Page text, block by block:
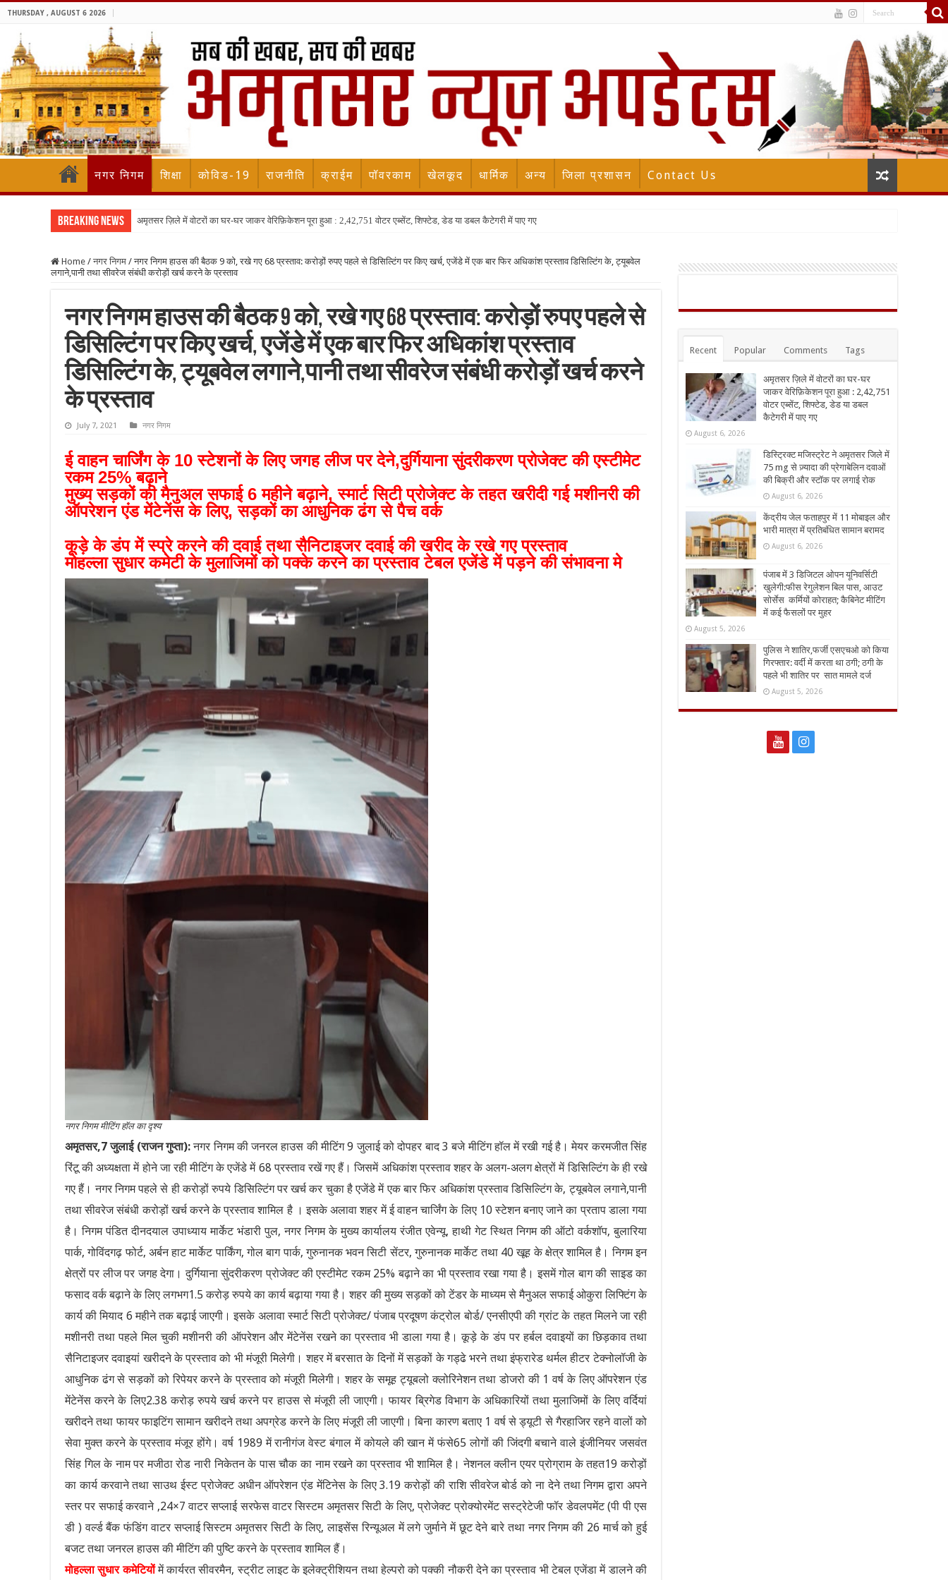
THURSDAY , AUGUST 6 2026
नगर निगम शिक्षा कोविड-19 राजनीति क्राईम पॉवरकाम खेलकूद धार्मिक अन्य जिला प्रशासन Contact Us
Breaking News अमृतसर ज़िले में वोटरों का घर-घर जाकर वेरिफ़िकेशन पूरा हुआ : 2,42,751 वोटर एब्सेंट, शिफ्टेड, डेड या डबल कैटेगरी में पाए गए
Home / नगर निगम / नगर निगम हाउस की बैठक 9 को, रखे गए 68 प्रस्ताव: करोड़ों रुपए पहले से डिसिल्टिंग पर किए खर्च, एजेंडे में एक बार फिर अधिकांश प्रस्ताव डिसिल्टिंग के, ट्यूबवेल
लगाने,पानी तथा सीवरेज संबंधी करोड़ों खर्च करने के प्रस्ताव
नगर निगम हाउस की बैठक 9 को, रखे गए 68 प्रस्ताव: करोड़ों रुपए पहले से
डिसिल्टिंग पर किए खर्च, एजेंडे में एक बार फिर अधिकांश प्रस्ताव
डिसिल्टिंग के, ट्यूबवेल लगाने,पानी तथा सीवरेज संबंधी करोड़ों खर्च करने
के प्रस्ताव
July 7, 2021 नगर निगम
ई वाहन चार्जिंग के 10 स्टेशनों के लिए जगह लीज पर देने,दुर्गियाना सुंदरीकरण प्रोजेक्ट की एस्टीमेट
रकम 25% बढ़ाने
मुख्य सड़कों की मैनुअल सफाई 6 महीने बढ़ाने, स्मार्ट सिटी प्रोजेक्ट के तहत खरीदी गई मशीनरी की
ऑपरेशन एंड मेंटेनेंस के लिए, सड़कों का आधुनिक ढंग से पैच वर्क
कूड़े के डंप में स्प्रे करने की दवाई तथा सैनिटाइजर दवाई की खरीद के रखे गए प्रस्ताव
मोहल्ला सुधार कमेटी के मुलाजिमों को पक्के करने का प्रस्ताव टेबल एजेंडे में पड़ने की संभावना मे
नगर निगम मीटिंग हॉल का दृश्य
अमृतसर,7 जुलाई (राजन गुप्ता):नगर निगम की जनरल हाउस की मीटिंग 9 जुलाई को दोपहर बाद 3 बजे मीटिंग हॉल में रखी गई है। मेयर करमजीत सिंह
रिंटू की अध्यक्षता में होने जा रही मीटिंग के एजेंडे में 68 प्रस्ताव रखें गए हैं। जिसमें अधिकांश प्रस्ताव शहर के अलग-अलग क्षेत्रों में डिसिल्टिंग के ही रखे
गए हैं। नगर निगम पहले से ही करोड़ों रुपये डिसिल्टिंग पर खर्च कर चुका है एजेंडे में एक बार फिर अधिकांश प्रस्ताव डिसिल्टिंग के, ट्यूबवेल लगाने,पानी
तथा सीवरेज संबंधी करोड़ों खर्च करने के प्रस्ताव शामिल है । इसके अलावा शहर में ई वाहन चार्जिंग के लिए 10 स्टेशन बनाए जाने का प्रताप डाला गया
है। निगम पंडित दीनदयाल उपाध्याय मार्केट भंडारी पुल, नगर निगम के मुख्य कार्यालय रंजीत एवेन्यू, हाथी गेट स्थित निगम की ऑटो वर्कशॉप, बुलारिया
पार्क, गोविंदगढ़ फोर्ट, अर्बन हाट मार्केट पार्किंग, गोल बाग पार्क, गुरुनानक भवन सिटी सेंटर, गुरुनानक मार्केट तथा 40 खूह के क्षेत्र शामिल है। निगम इन
क्षेत्रों पर लीज पर जगह देगा। दुर्गियाना सुंदरीकरण प्रोजेक्ट की एस्टीमेट रकम 25% बढ़ाने का भी प्रस्ताव रखा गया है। इसमें गोल बाग की साइड का
फसाद वर्क बढ़ाने के लिए लगभग1.5 करोड़ रुपये का कार्य बढ़ाया गया है। शहर की मुख्य सड़कों को टेंडर के माध्यम से मैनुअल सफाई ओकुरा लिफ्टिंग के
कार्य की मियाद 6 महीने तक बढ़ाई जाएगी। इसके अलावा स्मार्ट सिटी प्रोजेक्ट/ पंजाब प्रदूषण कंट्रोल बोर्ड/ एनसीएपी की ग्रांट के तहत मिलने जा रही
मशीनरी तथा पहले मिल चुकी मशीनरी की ऑपरेशन और मेंटेनेंस रखने का प्रस्ताव भी डाला गया है। कूड़े के डंप पर हर्बल दवाइयों का छिड़काव तथा
सैनिटाइजर दवाइयां खरीदने के प्रस्ताव को भी मंजूरी मिलेगी। शहर में बरसात के दिनों में सड़कों के गड्ढे भरने तथा इंफ्रारेड थर्मल हीटर टेक्नोलॉजी के
आधुनिक ढंग से सड़कों को रिपेयर करने के प्रस्ताव को मंजूरी मिलेगी। शहर के समूह ट्यूबलो क्लोरिनेशन तथा डोजरो की 1 वर्ष के लिए ऑपरेशन एंड
मेंटेनेंस करने के लिए2.38 करोड़ रुपये खर्च करने पर हाउस से मंजूरी ली जाएगी। फायर ब्रिगेड विभाग के अधिकारियों तथा मुलाजिमों के लिए वर्दियां
खरीदने तथा फायर फाइटिंग सामान खरीदने तथा अपग्रेड करने के लिए मंजूरी ली जाएगी। बिना कारण बताए 1 वर्ष से ड्यूटी से गैरहाजिर रहने वालों को
सेवा मुक्त करने के प्रस्ताव मंजूर होंगे। वर्ष 1989 में रानीगंज वेस्ट बंगाल में कोयले की खान में फंसे65 लोगों की जिंदगी बचाने वाले इंजीनियर जसवंत
सिंह गिल के नाम पर मजीठा रोड नारी निकेतन के पास चौक का नाम रखने का प्रस्ताव भी शामिल है। नेशनल क्लीन एयर प्रोग्राम के तहत19 करोड़ों
का कार्य करवाने तथा साउथ ईस्ट प्रोजेक्ट अधीन ऑपरेशन एंड मेंटिनेस के लिए 3.19 करोड़ों की राशि सीवरेज बोर्ड को ना देने तथा निगम द्वारा अपने
स्तर पर सफाई करवाने ,24×7 वाटर सप्लाई सरफेस वाटर सिस्टम अमृतसर सिटी के लिए, प्रोजेक्ट प्रोक्योरमेंट सस्ट्रेटेजी फॉर डेवलपमेंट (पी पी एस
डी ) वर्ल्ड बैंक फंडिंग वाटर सप्लाई सिस्टम अमृतसर सिटी के लिए, लाइसेंस रिन्यूअल में लगे जुर्माने में छूट देने बारे तथा नगर निगम की 26 मार्च को हुई
बजट तथा जनरल हाउस की मीटिंग की पुष्टि करने के प्रस्ताव शामिल हैं।
मोहल्ला सुधार कमेटियोंमें कार्यरत सीवरमैन, स्ट्रीट लाइट के इलेक्ट्रीशियन तथा हेल्परो को पक्की नौकरी देने का प्रस्ताव भी टेबल एजेंडा में डालने की
Recent Popular Comments Tags
अमृतसर ज़िले में वोटरों का घर-घर
जाकर वेरिफ़िकेशन पूरा हुआ : 2,42,751
वोटर एब्सेंट, शिफ्टेड, डेड या डबल
कैटेगरी में पाए गए
August 6, 2026
डिस्ट्रिक्ट मजिस्ट्रेट ने अमृतसर जिले में
75 mg से ज़्यादा की प्रेगाबेलिन दवाओं
की बिक्री और स्टॉक पर लगाई रोक
August 6, 2026
केंद्रीय जेल फताहपुर में 11 मोबाइल और
भारी मात्रा में प्रतिबंधित सामान बरामद
August 6, 2026
पंजाब में 3 डिजिटल ओपन यूनिवर्सिटी
खुलेगी:फीस रेगुलेशन बिल पास, आउट
सोर्सेस कर्मियों कोराहत; कैबिनेट मीटिंग
में कई फैसलों पर मुहर
August 5, 2026
पुलिस ने शातिर,फर्जी एसएचओ को किया
गिरफ्तार: वर्दी में करता था ठगी; ठगी के
पहले भी शातिर पर सात मामले दर्ज
August 5, 2026